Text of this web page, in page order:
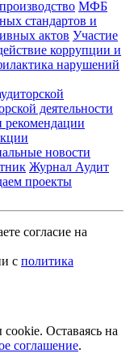
МФБ
стандартов и
актов Участие
коррупции и
нарушений
деятельности
рекомендации
новости
Журнал Аудит
проекты
согласие на
с политика
Оставаясь на
соглашение.